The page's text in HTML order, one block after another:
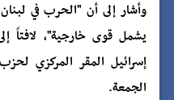
وأشار إلى أن "الحرب في
يشمل قوى خارجية"، لافتاً
إسرائيل المقر المركزي
الجمعة.